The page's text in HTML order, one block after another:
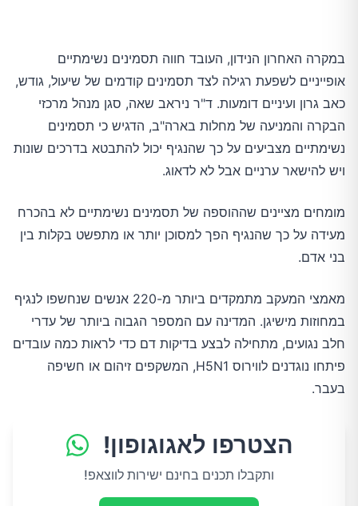
במקרה האחרון הנידון, העובד חווה תסמינים נשימתיים
אופייניים לשפעת רגילה לצד תסמינים קודמים של שיעול, גודש,
כאב גרון ועיניים דומעות. ד"ר ניראב שאה, סגן מנהל מרכזי
הבקרה והמניעה של מחלות בארה"ב, הדגיש כי תסמינים
נשימתיים מצביעים על כך שהנגיף יכול להתבטא בדרכים שונות
ויש להישאר ערניים אבל לא לדאוג.
מומחים מציינים שההוספה של תסמינים נשימתיים לא בהכרח
מעידה על כך שהנגיף הפך למסוכן יותר או מתפשט בקלות בין
בני אדם.
מאמצי המעקב מתמקדים ביותר מ-220 אנשים שנחשפו לנגיף
במחוזות מישיגן. המדינה עם המספר הגבוה ביותר של עדרי
חלב נגועים, מתחילה לבצע בדיקות דם כדי לראות כמה עובדים
פיתחו נוגדנים לווירוס H5N1, המשקפים זיהום או חשיפה
בעבר.
הצטרפו לאגוגופון!
ותקבלו תכנים בחינם ישירות לווצאפ!